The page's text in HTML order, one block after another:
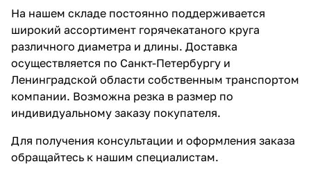
На нашем складе постоянно поддерживается
широкий ассортимент горячекатаного круга
различного диаметра и длины. Доставка
осуществляется по Санкт-Петербургу и
Ленинградской области собственным транспортом
компании. Возможна резка в размер по
индивидуальному заказу покупателя.
Для получения консультации и оформления заказа
обращайтесь к нашим специалистам.